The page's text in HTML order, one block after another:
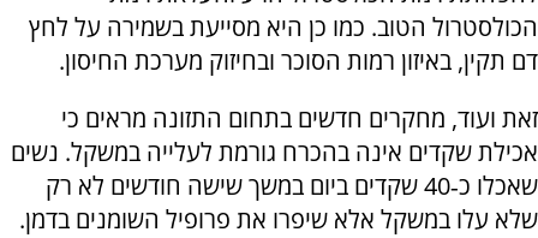
הכולסטרול הטוב. כמו כן היא מסייעת בשמירה על לחץ
דם תקין, באיזון רמות הסוכר ובחיזוק מערכת החיסון.
זאת ועוד, מחקרים חדשים בתחום התזונה מראים כי
אכילת שקדים אינה בהכרח גורמת לעלייה במשקל. נשים
שאכלו כ‑40 שקדים ביום במשך שישה חודשים לא רק
שלא עלו במשקל אלא שיפרו את פרופיל השומנים בדמן.